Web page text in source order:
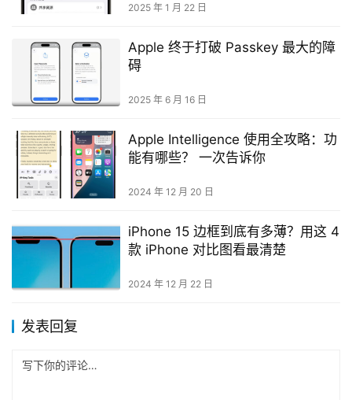
2025 年 1 月 22 日
Apple 终于打破 Passkey 最大的障
碍
2025 年 6 月 16 日
Apple Intelligence 使用全攻略：功
能有哪些？ 一次告诉你
2024 年 12 月 20 日
iPhone 15 边框到底有多薄？用这 4
款 iPhone 对比图看最清楚
2024 年 12 月 22 日
发表回复